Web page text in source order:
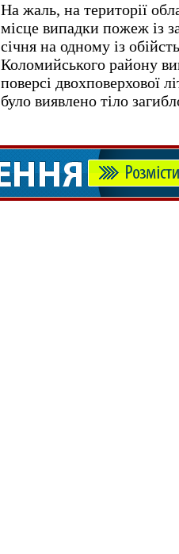
На жаль, на території
місце випадки пожеж із
січня на одному із
Коломийського району
поверсі двохповерхової
було виявлено тіло